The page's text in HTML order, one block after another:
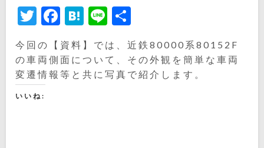
Twitter
Facebook
Hatena
Line
有
今回の【資料】では、近鉄80000系80152F
の車両側面について、その外観を簡単な車両
変遷情報等と共に写真で紹介します。
いいね: